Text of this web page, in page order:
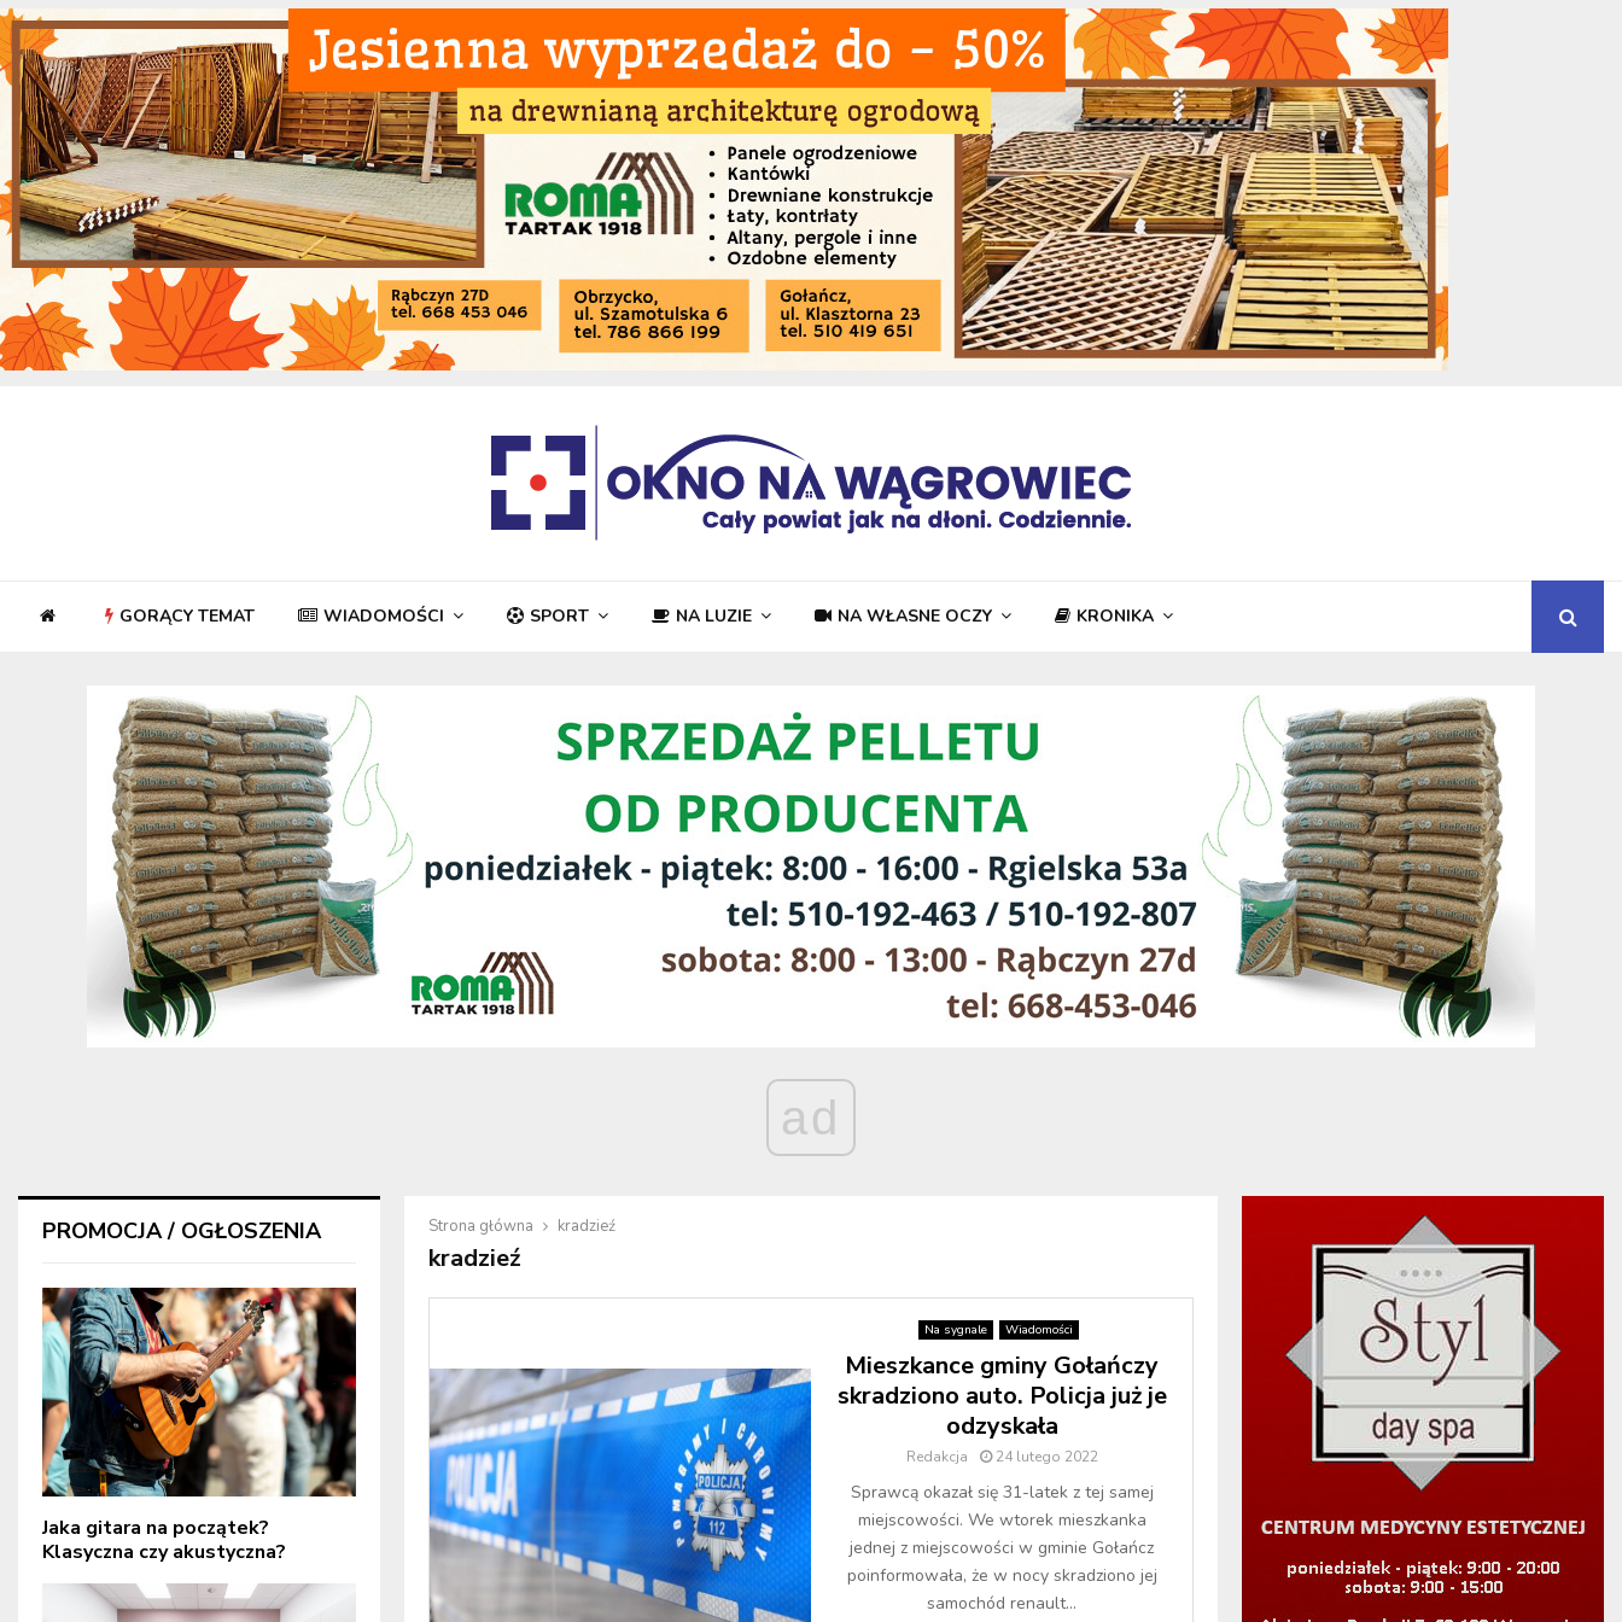
GORĄCY TEMAT WIADOMOŚCI SPORT NA LUZIE NA WŁASNE OCZY KRONIKA
ad
Strona główna kradzieź
kradzieź
Na sygnale Wiadomości
Mieszkance gminy Gołańczy
skradziono auto. Policja już je
odzyskała
Redakcja 24 lutego 2022
Sprawcą okazał się 31-latek z tej samej
miejscowości. We wtorek mieszkanka
jednej z miejscowości w gminie Gołańcz
poinformowała, że w nocy skradziono jej
samochód renault...
PROMOCJA / OGŁOSZENIA
Jaka gitara na początek?
Klasyczna czy akustyczna?